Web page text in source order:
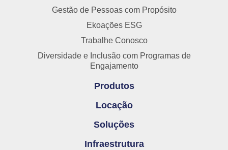
Gestão de Pessoas com Propósito
Ekoações ESG
Trabalhe Conosco
Diversidade e Inclusão com Programas de
Engajamento
Produtos
Locação
Soluções
Infraestrutura